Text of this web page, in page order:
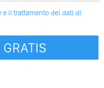
il trattamento dei dati di